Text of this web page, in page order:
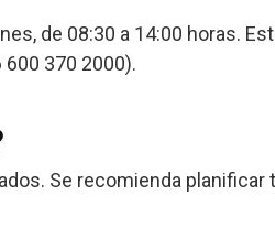
de 08:30 a 14:00 horas.
370 2000).
Se recomienda planificar